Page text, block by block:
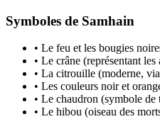
Symboles de Samhain
• Le feu et les bougies
• Le crâne (représentant les
• La citrouille (moderne,
• Les couleurs noir et
• Le chaudron (symbole de
• Le hibou (oiseau des